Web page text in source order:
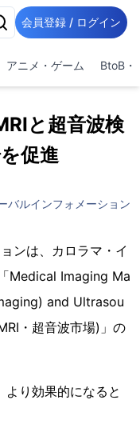
会員登録 / ログイン
アニメ・ゲーム BtoB・
と超音波検
促進
バルインフォメーション
ンは、カロラマ・イ
Medical Imaging Ma
and Ultrasou
・超音波市場)」の
より効果的になると